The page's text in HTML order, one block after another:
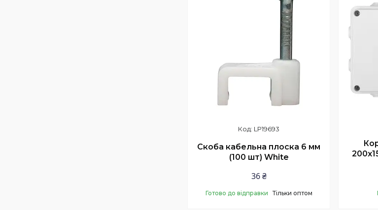
LP19693
Скоба кабельна плоска 6 мм
(100 шт) White
36 ₴
Готово до відправки Тільки оптом